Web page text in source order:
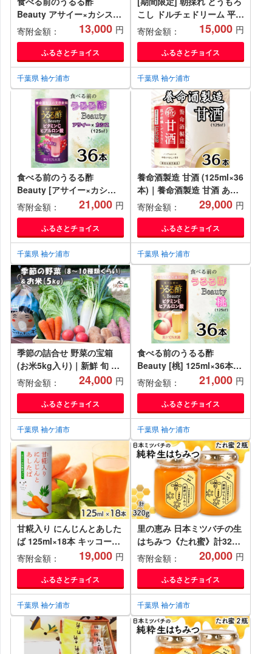
Beauty アサイー×カシス
(125ml×18本)｜食事 キレイ
サポート ビネガー ダイエッ
ト 美容 健康 ドリンク アン
チエイジング ハーブ ベジフ
ァースト ビタミンC ヒアル
ロン酸 養命酒造 カートカン
[0379ch]
寄附金額： 13,000 円
ふるさとチョイス
千葉県 袖ケ浦市
こし ドルチェドリーム 平安
山農園【6月発送】｜旬 新
鮮 野菜 トウモロコシ 直送
甘い 高糖度 人気 お取り寄
せ 袖ケ浦 房総 千葉
[0393ch]
寄附金額： 15,000 円
ふるさとチョイス
千葉県 袖ケ浦市
食べる前のうるる酢
Beauty [アサイー×カシス]
125ml×36本｜食事 キレイ
サポート ビネガー ダイエッ
ト 美容 健康 ドリンク アン
チエイジング ハーブ ベジフ
ァースト ビタミンC ヒアル
ロン酸 養命酒造 カートカン
[0484]
寄附金額： 21,000 円
ふるさとチョイス
千葉県 袖ケ浦市
養命酒製造 甘酒 (125ml×36
本)｜養命酒製造 甘酒 あま
ざけ 機能性表示食品 米糀
糀 ノンアルコール ドリンク
[0487]
寄附金額： 29,000 円
ふるさとチョイス
千葉県 袖ケ浦市
季節の詰合せ 野菜の宝箱
(お米5kg入り)｜新鮮 旬 採
れたて やさい 米 詰め合わ
せ セット 産地直送 千葉 房
総 袖ケ浦 [0377ch]
寄附金額： 24,000 円
ふるさとチョイス
千葉県 袖ケ浦市
食べる前のうるる酢
Beauty [桃] 125ml×36本｜
食事 キレイ サポート ビネ
ガー ダイエット 美容 健康
ドリンク アンチエイジング
ハーブ ベジファースト ビタ
ミンC ヒアルロン酸 養命酒
造 カートカン [0485]
寄附金額： 21,000 円
ふるさとチョイス
千葉県 袖ケ浦市
甘糀入り にんじんとあした
ば 125ml×18本 キッコーマ
ン こころダイニング｜ニン
ジン 明日葉 こうじ 食物繊
維 発酵食品 紙パック カー
トカン [0536]
寄附金額： 19,000 円
ふるさとチョイス
千葉県 袖ケ浦市
里の恵み 日本ミツバチの生
はちみつ《たれ蜜》計320g
(160g×2瓶)｜純粋 蜂蜜 里
山 百花蜜 健康 はちみつ ギ
フト プレゼント 袖ケ浦 房
総 千葉 非加熱 無添加
[0525]
寄附金額： 20,000 円
ふるさとチョイス
千葉県 袖ケ浦市